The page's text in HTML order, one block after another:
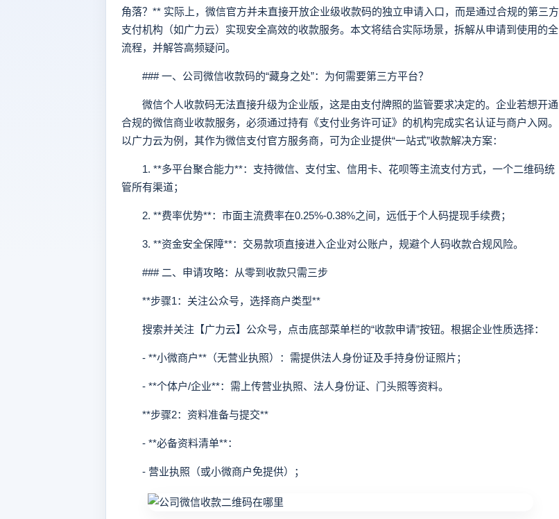
角落？** 实际上，微信官方并未直接开放企业级收款码的独立申请入口，而是通过合规的第三方
支付机构（如广力云）实现安全高效的收款服务。本文将结合实际场景，拆解从申请到使用的全
流程，并解答高频疑问。
### 一、公司微信收款码的“藏身之处”：为何需要第三方平台？
微信个人收款码无法直接升级为企业版，这是由支付牌照的监管要求决定的。企业若想开通
合规的微信商业收款服务，必须通过持有《支付业务许可证》的机构完成实名认证与商户入网。
以广力云为例，其作为微信支付官方服务商，可为企业提供“一站式”收款解决方案：
1. **多平台聚合能力**：支持微信、支付宝、信用卡、花呗等主流支付方式，一个二维码统
管所有渠道；
2. **费率优势**：市面主流费率在0.25%-0.38%之间，远低于个人码提现手续费；
3. **资金安全保障**：交易款项直接进入企业对公账户，规避个人码收款合规风险。
### 二、申请攻略：从零到收款只需三步
**步骤1：关注公众号，选择商户类型**
搜索并关注【广力云】公众号，点击底部菜单栏的“收款申请”按钮。根据企业性质选择：
- **小微商户**（无营业执照）：需提供法人身份证及手持身份证照片；
- **个体户/企业**：需上传营业执照、法人身份证、门头照等资料。
**步骤2：资料准备与提交**
- **必备资料清单**：
- 营业执照（或小微商户免提供）；